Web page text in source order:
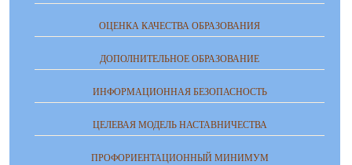
ОЦЕНКА КАЧЕСТВА ОБРАЗОВАНИЯ
ДОПОЛНИТЕЛЬНОЕ ОБРАЗОВАНИЕ
ИНФОРМАЦИОННАЯ БЕЗОПАСНОСТЬ
ЦЕЛЕВАЯ МОДЕЛЬ НАСТАВНИЧЕСТВА
ПРОФОРИЕНТАЦИОННЫЙ МИНИМУМ